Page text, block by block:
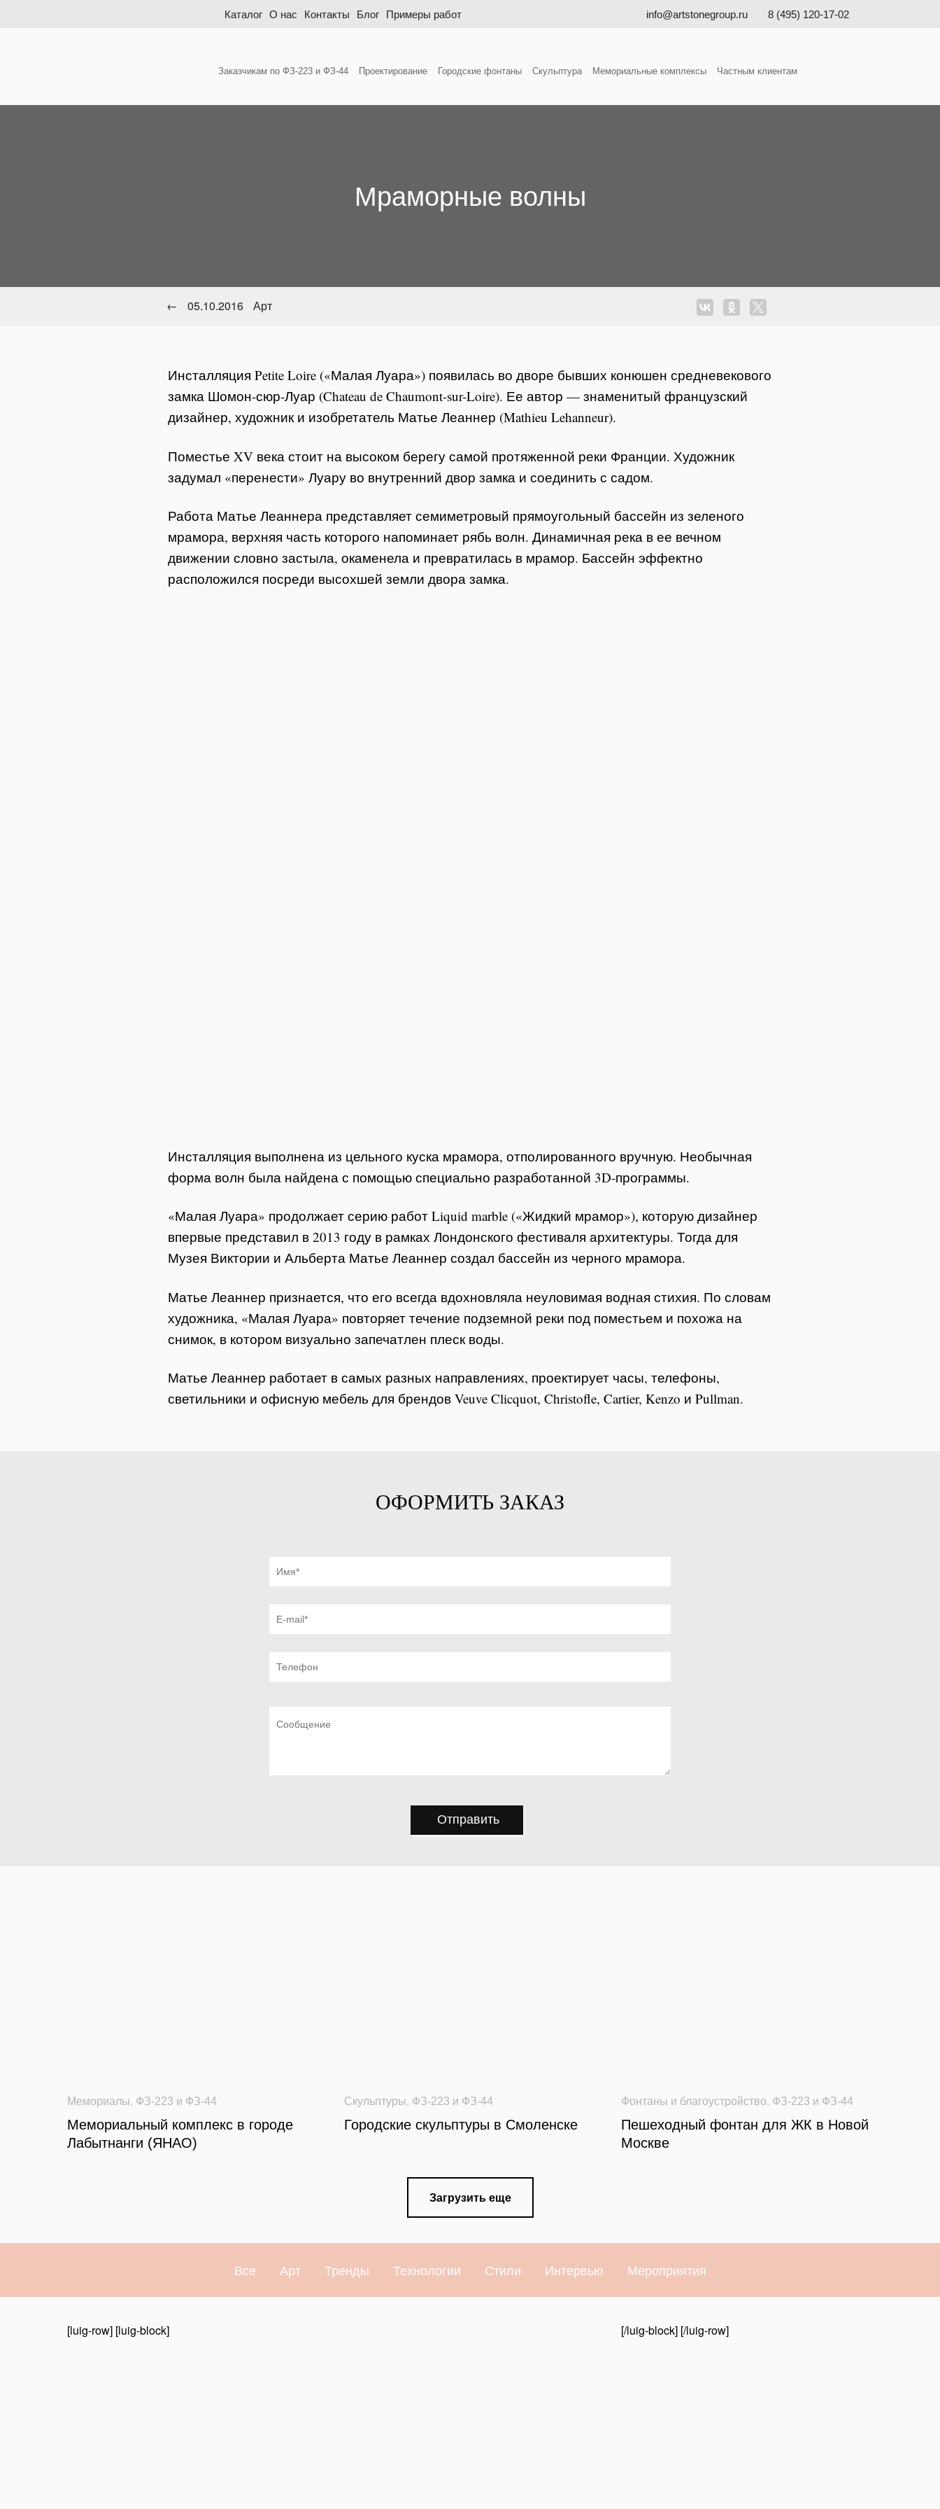
Примеры работ
Блог
Контакты
О нас
Каталог 8 (495) 120-17-02
info@artstonegroup.ru
Заказчикам по ФЗ-223 и ФЗ-44 Проектирование Городские фонтаны Скульптура Мемориальные комплексы Частным клиентам
Мраморные волны
← 05.10.2016 Арт
Инсталляция Petite Loire («Малая Луара») появилась во дворе бывших конюшен средневекового
замка Шомон-сюр-Луар (Chateau de Chaumont-sur-Loire). Ее автор — знаменитый французский
дизайнер, художник и изобретатель Матье Леаннер (Mathieu Lehanneur).
Поместье XV века стоит на высоком берегу самой протяженной реки Франции. Художник
задумал «перенести» Луару во внутренний двор замка и соединить с садом.
Работа Матье Леаннера представляет семиметровый прямоугольный бассейн из зеленого
мрамора, верхняя часть которого напоминает рябь волн. Динамичная река в ее вечном
движении словно застыла, окаменела и превратилась в мрамор. Бассейн эффектно
расположился посреди высохшей земли двора замка.
Инсталляция выполнена из цельного куска мрамора, отполированного вручную. Необычная
форма волн была найдена с помощью специально разработанной 3D-программы.
«Малая Луара» продолжает серию работ Liquid marble («Жидкий мрамор»), которую дизайнер
впервые представил в 2013 году в рамках Лондонского фестиваля архитектуры. Тогда для
Музея Виктории и Альберта Матье Леаннер создал бассейн из черного мрамора.
Матье Леаннер признается, что его всегда вдохновляла неуловимая водная стихия. По словам
художника, «Малая Луара» повторяет течение подземной реки под поместьем и похожа на
снимок, в котором визуально запечатлен плеск воды.
Матье Леаннер работает в самых разных направлениях, проектирует часы, телефоны,
светильники и офисную мебель для брендов Veuve Clicquot, Christofle, Cartier, Kenzo и Pullman.
ОФОРМИТЬ ЗАКАЗ
Отправить
Мемориалы, ФЗ-223 и ФЗ-44
Мемориальный комплекс в городе
Лабытнанги (ЯНАО)
Скульптуры, ФЗ-223 и ФЗ-44
Городские скульптуры в Смоленске
Фонтаны и благоустройство, ФЗ-223 и ФЗ-44
Пешеходный фонтан для ЖК в Новой
Москве
Загрузить еще
Все Арт Тренды Технологии Стили Интервью Мероприятия
[luig-row] [luig-block] [/luig-block] [/luig-row]